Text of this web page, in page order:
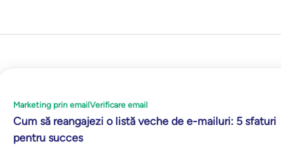
Marketing prin emailVerificare email
Cum să reangajezi o listă veche de e-mailuri: 5 sfaturi
pentru succes